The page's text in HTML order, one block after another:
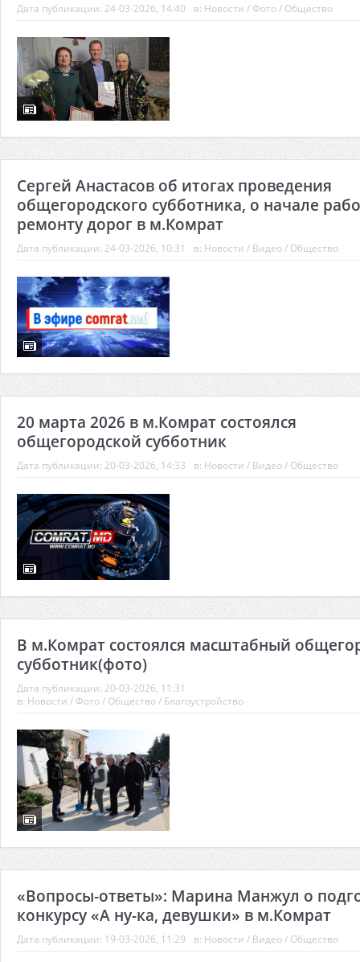
Дата публикации: 24-03-2026, 14:40 в: Новости / Фото/ Общество
Сергей Анастасов об итогах проведения
общегородского субботника, о начале
ремонту дорог в м.Комрат
Дата публикации: 24-03-2026, 10:31 в: Новости / Видео/ Общество
20 марта 2026 в м.Комрат состоялся
общегородской субботник
Дата публикации: 20-03-2026, 14:33 в: Новости / Видео/ Общество
В м.Комрат состоялся масштабный
субботник(фото)
Дата публикации: 20-03-2026, 11:31
в: Новости / Фото/ Общество/ Благоустройство
«Вопросы-ответы»: Марина Манжул о
конкурсу «А ну-ка, девушки» в м.Комрат
Дата публикации: 19-03-2026, 11:29 в: Новости / Видео/ Общество